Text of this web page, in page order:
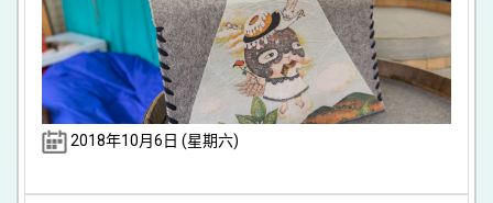
2018年10月6日 (星期六)